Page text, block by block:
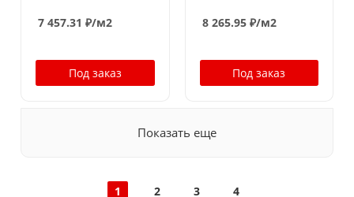
ширина 10 мм
7 457.31 ₽/м2
Под заказ
мм
8 265.95₽/м2
Под заказ
Показать еще
1 2 3 4